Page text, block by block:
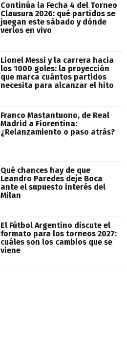
Continúa la Fecha 4 del Torneo
Clausura 2026: qué partidos se
juegan este sábado y dónde
verlos en vivo
Lionel Messi y la carrera hacia
los 1000 goles: la proyección
que marca cuántos partidos
necesita para alcanzar el hito
Franco Mastantuono, de Real
Madrid a Fiorentina:
¿Relanzamiento o paso atrás?
Qué chances hay de que
Leandro Paredes deje Boca
ante el supuesto interés del
Milan
El Fútbol Argentino discute el
formato para los torneos 2027:
cuáles son los cambios que se
viene